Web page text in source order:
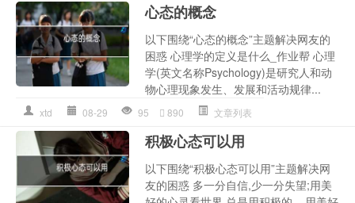
心态的概念
以下围绕“心态的概念”主题解决网友的
困惑 心理学的定义是什么_作业帮 心理
学(英文名称Psychology)是研究人和动
物心理现象发生、发展和活动规律...
xtd 08-29 95 890 文章列表
积极心态可以用
以下围绕“积极心态可以用”主题解决网
友的困惑 多一分自信,少一分失望;用美